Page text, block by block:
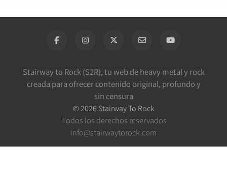
Stairway to Rock (S2R), tu web de heavy metal y rock
creada para ofrecer contenido original, profundo y
sin censura
© 2026 Stairway To Rock
Todos los derechos reservados
info@stairwaytorock.com